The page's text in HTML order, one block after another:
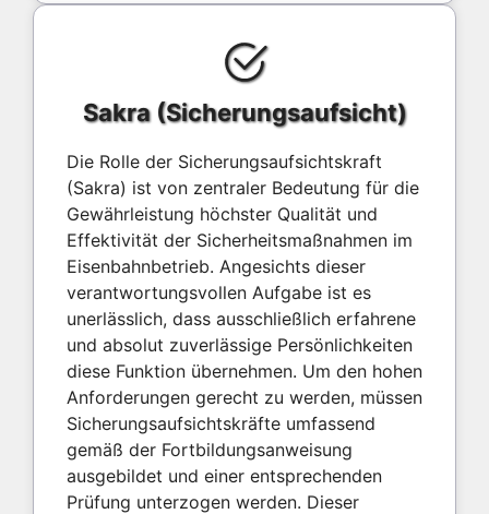
Sakra (Sicherungsaufsicht)
Die Rolle der Sicherungsaufsichtskraft
(Sakra) ist von zentraler Bedeutung für die
Gewährleistung höchster Qualität und
Effektivität der Sicherheitsmaßnahmen im
Eisenbahnbetrieb. Angesichts dieser
verantwortungsvollen Aufgabe ist es
unerlässlich, dass ausschließlich erfahrene
und absolut zuverlässige Persönlichkeiten
diese Funktion übernehmen. Um den hohen
Anforderungen gerecht zu werden, müssen
Sicherungsaufsichtskräfte umfassend
gemäß der Fortbildungsanweisung
ausgebildet und einer entsprechenden
Prüfung unterzogen werden. Dieser